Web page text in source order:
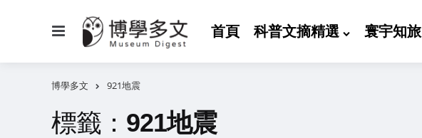
首頁 科普文摘精選 寰宇知旅
博學多文 921地震
標籤： 921地震